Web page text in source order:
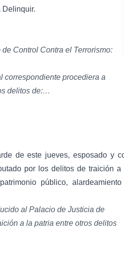
Delinquir.
Control Contra el Terrorismo:
correspondiente procediera a
delitos de:…
de este jueves, esposado y
por los delitos de traición a
público,
al Palacio de Justicia de
a la patria entre otros delitos